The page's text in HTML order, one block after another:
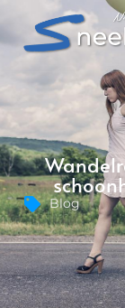
Blog